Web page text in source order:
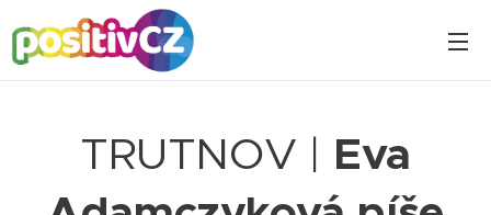
TRUTNOV | Eva